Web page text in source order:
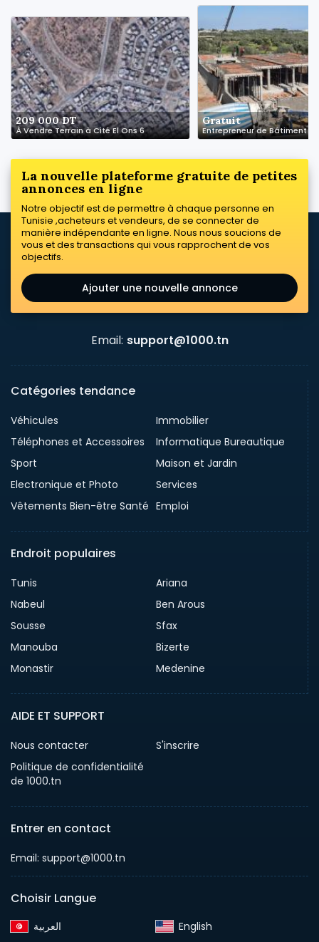
209 000 DT
À Vendre Terrain à Cité El Ons 6
Gratuit
La nouvelle plateforme gratuite de petites
annonces en ligne
Notre objectif est de permettre à chaque personne en
Tunisie ,acheteurs et vendeurs, de se connecter de
manière indépendante en ligne. Nous nous soucions de
vous et des transactions qui vous rapprochent de vos
objectifs.
Ajouter une nouvelle annonce
Email: support@1000.tn
Catégories tendance
Véhicules
Immobilier
Téléphones et Accessoires
Informatique Bureautique
Sport
Maison et Jardin
Electronique et Photo
Services
Vêtements Bien-être Santé Emploi
Endroit populaires
Tunis
Ariana
Nabeul
Ben Arous
Sousse
Sfax
Manouba
Bizerte
Monastir
Medenine
AIDE ET SUPPORT
Nous contacter
S'inscrire
Politique de confidentialité
de 1000.tn
Entrer en contact
Email: support@1000.tn
Choisir Langue
English‎